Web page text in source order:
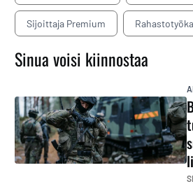
Sijoittaja Premium
Sinua voisi kiinnostaa